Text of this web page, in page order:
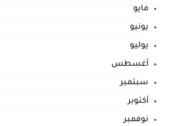
مايو
يونيو
يوليو
أغسطس
سبتمبر
أكتوبر
نوفمبر